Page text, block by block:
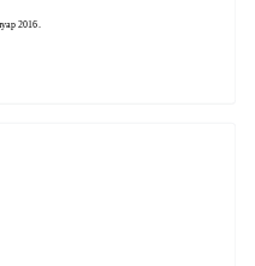
2016.